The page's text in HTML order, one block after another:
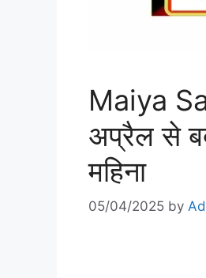
Maiya
अप्रैल से
महिना
05/04/2025 by